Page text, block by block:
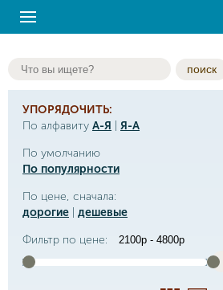
поиск
УПОРЯДОЧИТЬ:
По алфавиту А-Я
Я-А
По умолчанию
По популярности
По цене, сначала:
дорогие
дешевые
Фильтр по цене: